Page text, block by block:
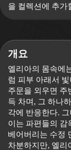
을 컬렉션에 추가
개요
엘리아의 몸속에
럼 피부 아래서
주문을 외우면 주
득 차며, 그 하나
각에 반응한다.
이는 파편들의 감
베어버리는 수정
차분하지만, 엘리